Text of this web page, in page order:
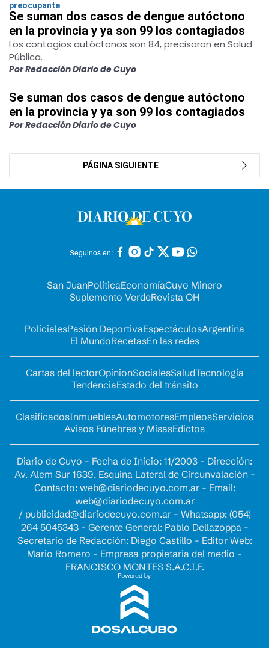
preocupante
Se suman dos casos de dengue autóctono
en la provincia y ya son 99 los contagiados
Los contagios autóctonos son 84, precisaron en Salud
Pública.
Por Redacción Diario de Cuyo
Se suman dos casos de dengue autóctono
en la provincia y ya son 99 los contagiados
Por Redacción Diario de Cuyo
PÁGINA SIGUIENTE
Seguinos en:
San JuanPolíticaEconomíaCuyo Minero
Suplemento VerdeRevista OH
PolicialesPasión DeportivaEspectáculosArgentina
El MundoRecetasEn las redes
Cartas del lectorOpinionSocialesSaludTecnología
TendenciaEstado del tránsito
ClasificadosInmueblesAutomotoresEmpleosServicios
Avisos Fúnebres y MisasEdictos
Diario de Cuyo - Fecha de Inicio: 11/2003 - Dirección:
Av. Alem Sur 1639. Esquina Lateral de Circunvalación -
Contacto: web@diariodecuyo.com.ar- Email:
web@diariodecuyo.com.ar
/ publicidad@diariodecuyo.com.ar- Whatsapp: (054)
264 5045343 - Gerente General: Pablo Dellazoppa -
Secretario de Redacción: Diego Castillo - Editor Web:
Mario Romero - Empresa propietaria del medio -
FRANCISCO MONTES S.A.C.I.F.